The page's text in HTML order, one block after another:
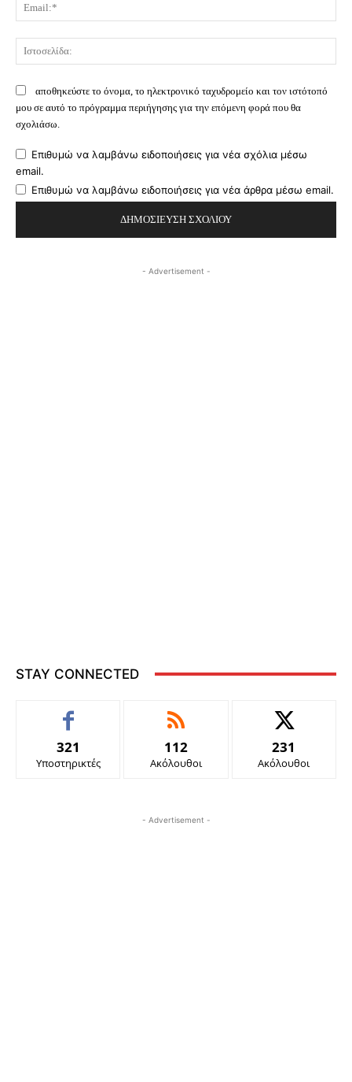
αποθηκεύστε το όνομα, το ηλεκτρονικό ταχυδρομείο και τον ιστότοπό
μου σε αυτό το πρόγραμμα περιήγησης για την επόμενη φορά που θα
σχολιάσω.
Επιθυμώ να λαμβάνω ειδοποιήσεις για νέα σχόλια μέσω
email.
Επιθυμώ να λαμβάνω ειδοποιήσεις για νέα άρθρα μέσω email.
- Advertisement -
STAY CONNECTED
321
Υποστηρικτές
112
Ακόλουθοι
231
Ακόλουθοι
- Advertisement -